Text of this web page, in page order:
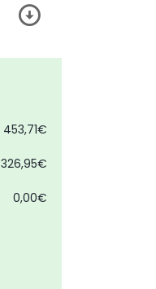
453,71€
326,95€
0,00€